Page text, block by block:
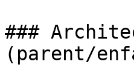
###
(parent/